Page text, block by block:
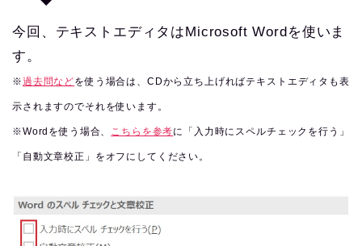
今回、テキストエディタはMicrosoft Wordを使いま
す。
※過去問などを使う場合は、CDから立ち上げればテキストエディタも表
示されますのでそれを使います。
※Wordを使う場合、 こちらを参考に「入力時にスペルチェックを行う」
「自動文章校正」をオフにしてください。